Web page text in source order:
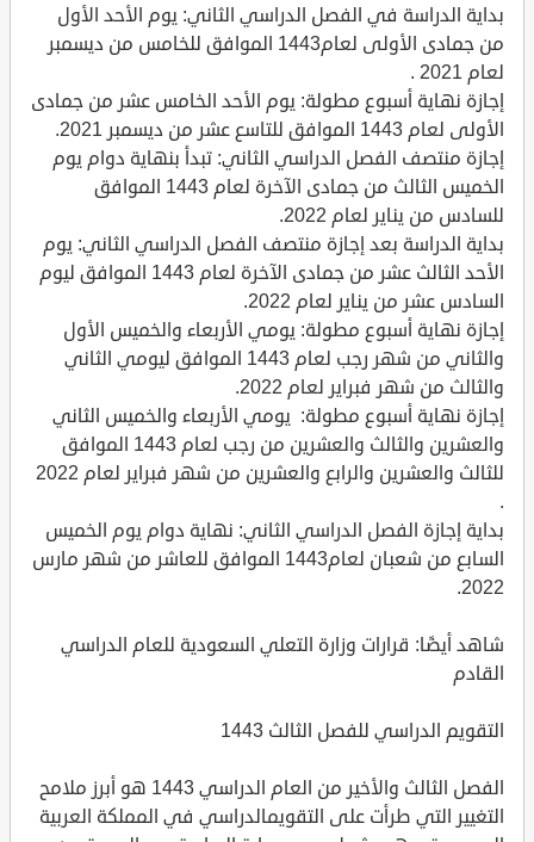
بداية الدراسة في الفصل الدراسي الثاني: يوم الأحد الأول
من جمادى الأولى لعام1443 الموافق للخامس من ديسمبر
لعام 2021 .
إجازة نهاية أسبوع مطولة: يوم الأحد الخامس عشر من جمادى
الأولى لعام 1443 الموافق للتاسع عشر من ديسمبر 2021.
إجازة منتصف الفصل الدراسي الثاني: تبدأ بنهاية دوام يوم
الخميس الثالث من جمادى الآخرة لعام 1443 الموافق
للسادس من يناير لعام 2022.
بداية الدراسة بعد إجازة منتصف الفصل الدراسي الثاني: يوم
الأحد الثالث عشر من جمادى الآخرة لعام 1443 الموافق ليوم
السادس عشر من يناير لعام 2022.
إجازة نهاية أسبوع مطولة: يومي الأربعاء والخميس الأول
والثاني من شهر رجب لعام 1443 الموافق ليومي الثاني
والثالث من شهر فبراير لعام 2022.
إجازة نهاية أسبوع مطولة: يومي الأربعاء والخميس الثاني
والعشرين والثالث والعشرين من رجب لعام 1443 الموافق
للثالث والعشرين والرابع والعشرين من شهر فبراير لعام 2022
.
بداية إجازة الفصل الدراسي الثاني: نهاية دوام يوم الخميس
السابع من شعبان لعام1443 الموافق للعاشر من شهر مارس
2022.
شاهد أيضًا: قرارات وزارة التعلي السعودية للعام الدراسي
القادم
التقويم الدراسي للفصل الثالث 1443
الفصل الثالث والأخير من العام الدراسي 1443 هو أبرز ملامح
التغيير التي طرأت على التقويمالدراسي في المملكة العربية